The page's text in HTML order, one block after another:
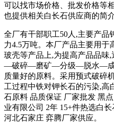
可以找市场价格、批发价格等
也提供相关白长石供应商的简
全厂有干部职工50人,主要产品
力4.5万吨。本厂产品主要用于
玻壳等产品上,为提高产品品
—破碎—磨矿—分级—脱水—成
质量好的原料。采用预式破碎
工过程中铁对钾长石的污染,高
石原料 品质保证 厂家批发 黑
业有限公司 2年 15+件热选白
河北石家庄 弈腾厂家供应。